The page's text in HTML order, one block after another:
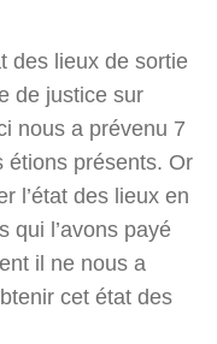
des lieux de sortie
de justice sur
nous a prévenu 7
étions présents. Or
l’état des lieux en
qui l’avons payé
il ne nous a
cet état des